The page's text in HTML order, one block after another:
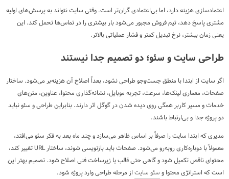
اعتمادسازی هزینه دارد، اما بی‌اعتمادی گران‌تر است. وقتی سایت نتواند به پرسش‌های اولیه
مشتری پاسخ دهد، تیم فروش مجبور می‌شود بار بیشتری را در تماس‌ها تحمل کند. این
یعنی زمان بیشتر، نرخ تبدیل کمتر و فشار عملیاتی بالاتر.
طراحی سایت و سئو؛ دو تصمیم جدا نیستند
اگر سایت از ابتدا با منطق جست‌وجو طراحی نشود، بعداً اصلاح آن هزینه‌بر می‌شود. ساختار
صفحات، معماری لینک‌ها، سرعت، تجربه موبایل، نشانه‌گذاری محتوا، عناوین، متن‌های
خدمات و مسیر کاربر همگی روی دیده شدن در گوگل اثر دارند. بنابراین طراحی و سئو نباید
دو پروژه جدا و بی‌ارتباط باشند.
مدیری که ابتدا سایت را صرفاً بر اساس ظاهر می‌سازد و چند ماه بعد به فکر سئو می‌افتد،
معمولاً با دوباره‌کاری روبه‌رو می‌شود. صفحات باید بازنویسی شوند، ساختار URL تغییر کند،
محتوای ناقص تکمیل شود و گاهی حتی قالب یا زیرساخت فنی اصلاح شود. تصمیم بهتر این
است که استراتژی محتوا و سئو سایت از مرحله طراحی وارد پروژه شود.